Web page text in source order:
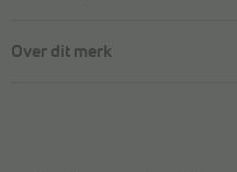
Over dit merk